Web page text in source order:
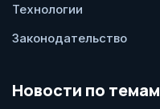
Технологии
Законодательство
Новости по темам